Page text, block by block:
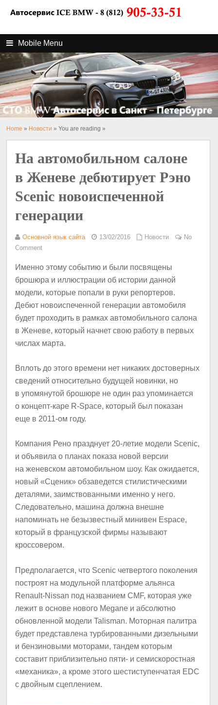
Mobile Menu
Home » Новости » You are reading »
На автомобильном салоне
в Женеве дебютирует Рэно
Scenic новоиспеченной
генерации
Основной язык сайта 13/02/2016 Новости
No
Comment
Именно этому событию и были посвящены
брошюра и иллюстрации об истории данной
модели, которые попали в руки репортеров.
Дебют новоиспеченной генерации автомобиля
будет проходить в рамках автомобильного салона
в Женеве, который начнет свою работу в первых
числах марта.
Вплоть до этого времени нет никаких достоверных
сведений относительно будущей новинки, но
в упомянутой брошюре не один раз упоминается
о концепт-каре R-Space, который был показан
еще в 2011-ом году.
Компания Рено празднует 20-летие модели Scenic,
и объявила о планах показа новой версии
на женевском автомобильном шоу. Как ожидается,
новый «Сценик» обзаведется стилистическими
деталями, заимствованными именно у него.
Следовательно, машина должна внешне
напоминать не безызвестный минивен Espace,
который в французской фирмы называют
кроссовером.
Предполагается, что Scenic четвертого поколения
построят на модульной платформе альянса
Renault-Nissan под названием CMF, которая уже
лежит в основе нового Megane и абсолютно
обновленной модели Talisman. Моторная палитра
будет представлена турбированными дизельными
и бензиновыми моторами, тандем которым
составит приблизительно пяти- и семискоростная
«механика», а кроме этого шестиступенчатая EDC
с двойным сцеплением.